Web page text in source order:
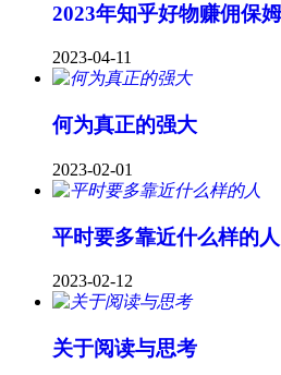
2023年知乎好物赚佣保
2023-04-11
何为真正的强大
2023-02-01
平时要多靠近什么样的人
2023-02-12
关于阅读与思考